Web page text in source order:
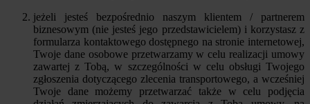
jeżeli jesteś bezpośrednio naszym klientem / partnerem
biznesowym (nie jesteś jego przedstawicielem) i korzystasz z
formularza kontaktowego dostępnego na stronie internetowej,
Twoje dane osobowe przetwarzamy w celu realizacji umowy
zawartej z Tobą, w szczególności w celu obsługi Twojego
zgłoszenia dotyczącego zlecenia transportowego, a wcześniej
Twoje dane możemy przetwarzać także w celu podjęcia